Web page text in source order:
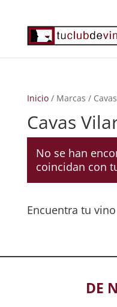
Inicio/ Marcas /
Cavas
No se han
coincidan con
Encuentra tu vino
DE